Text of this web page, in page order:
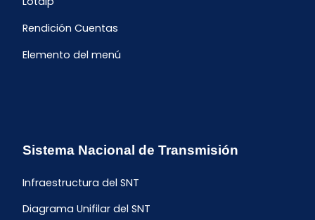
Rendición Cuentas
Elemento del menú
Sistema Nacional de Transmisión
Infraestructura del SNT
Diagrama Unifilar del SNT